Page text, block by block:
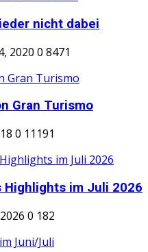
nicht dabei
2020 0 8471
Gran Turismo
0 11191
Highlights im Juli 2026
0 182